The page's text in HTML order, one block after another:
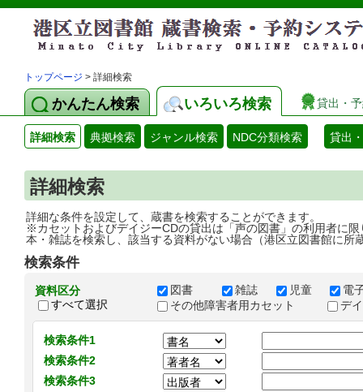
トップページ > 詳細検索
かんたん検索 いろいろ検索 貸出・
詳細検索 典拠検索 ジャンル検索 NDC分類検索 貸出
詳細検索
詳細な条件を設定して、蔵書を検索することができます。
※カセットおよびデイジーCDの貸出は「声の図書」の利用者に限
本・雑誌を検索し、該当する資料がない場合（港区立図書館に所
検索条件
資料区分
すべて選択
図書 雑誌 児童
電
その他障害者用カセット
デ
検索条件1
検索条件2
検索条件3